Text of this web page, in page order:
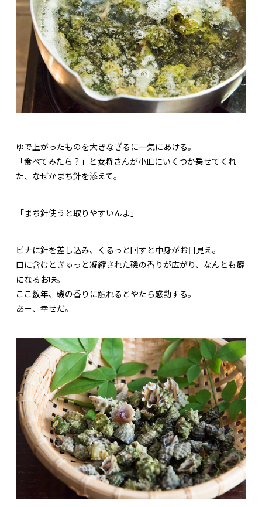
ゆで上がったものを大きなざるに一気にあける。
「食べてみたら？」と女将さんが小皿にいくつか乗せてくれ
た、なぜかまち針を添えて。
「まち針使うと取りやすいんよ」
ビナに針を差し込み、くるっと回すと中身がお目見え。
口に含むとぎゅっと凝縮された磯の香りが広がり、なんとも癖
になるお味。
ここ数年、磯の香りに触れるとやたら感動する。
あー、幸せだ。